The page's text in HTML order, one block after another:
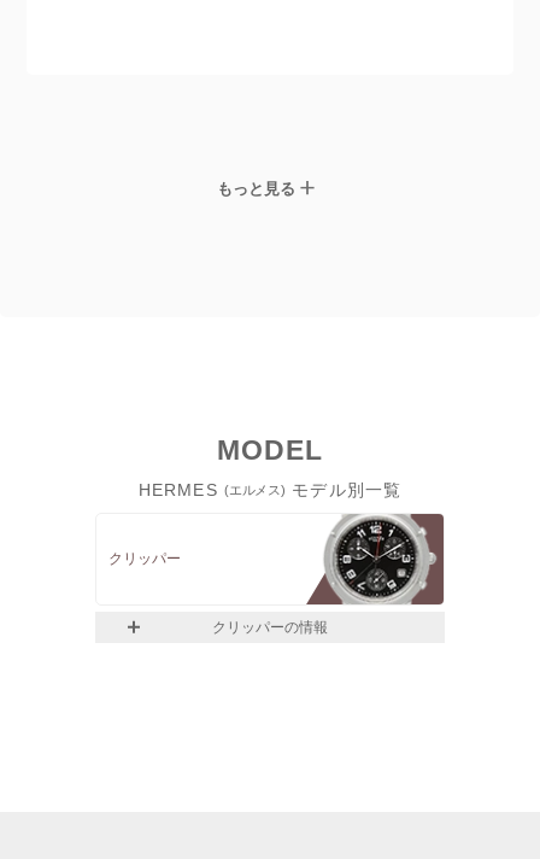
もっと見る
MODEL
HERMES (エルメス) モデル別一覧
クリッパー
クリッパーの情報